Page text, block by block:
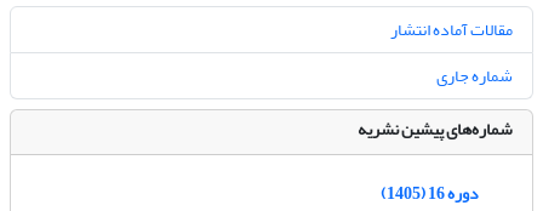
مقالات آماده انتشار
شماره جاری
شماره‌های پیشین نشریه
دوره 16 (1405)